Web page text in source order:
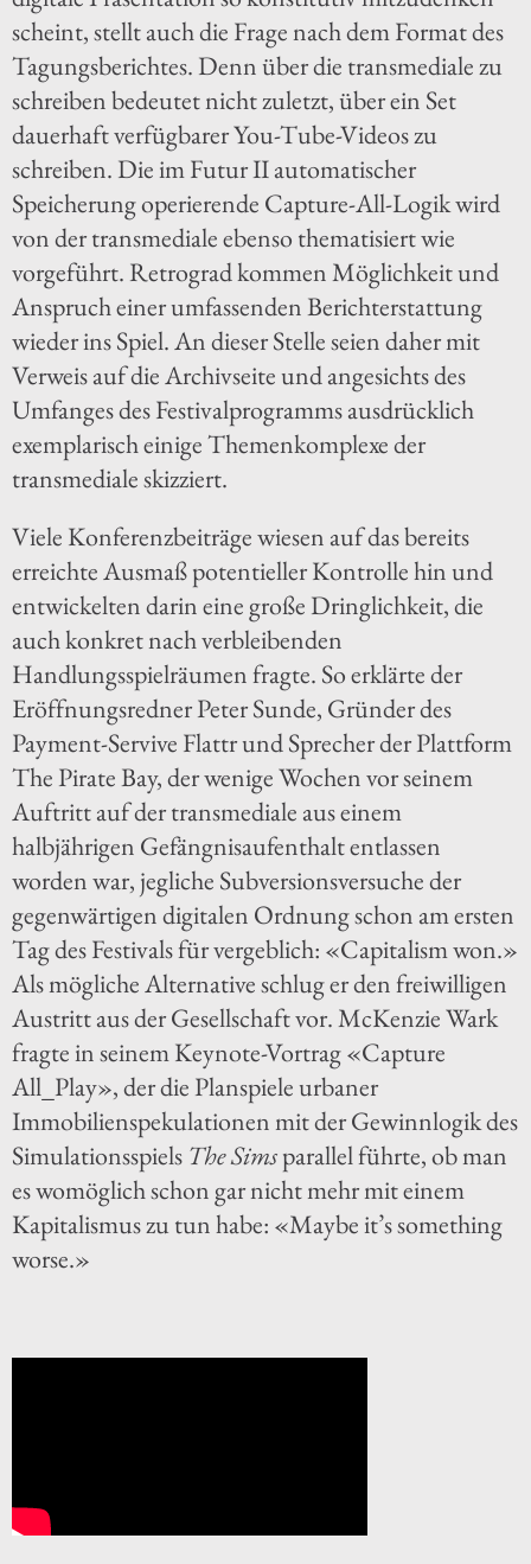
scheint, stellt auch die Frage nach dem Format des
Tagungsberichtes. Denn über die transmediale zu
schreiben bedeutet nicht zuletzt, über ein Set
dauerhaft verfügbarer You-Tube-Videos zu
schreiben. Die im Futur II automatischer
Speicherung operierende Capture-All-Logik wird
von der transmediale ebenso thematisiert wie
vorgeführt. Retrograd kommen Möglichkeit und
Anspruch einer umfassenden Berichterstattung
wieder ins Spiel. An dieser Stelle seien daher mit
Verweis auf die Archivseite und angesichts des
Umfanges des Festivalprogramms ausdrücklich
exemplarisch einige Themenkomplexe der
transmediale skizziert.
Viele Konferenzbeiträge wiesen auf das bereits
erreichte Ausmaß potentieller Kontrolle hin und
entwickelten darin eine große Dringlichkeit, die
auch konkret nach verbleibenden
Handlungsspielräumen fragte. So erklärte der
Eröffnungsredner Peter Sunde, Gründer des
Payment-Servive Flattr und Sprecher der Plattform
The Pirate Bay, der wenige Wochen vor seinem
Auftritt auf der transmediale aus einem
halbjährigen Gefängnisaufenthalt entlassen
worden war, jegliche Subversionsversuche der
gegenwärtigen digitalen Ordnung schon am ersten
Tag des Festivals für vergeblich: «Capitalism won.»
Als mögliche Alternative schlug er den freiwilligen
Austritt aus der Gesellschaft vor. McKenzie Wark
fragte in seinem Keynote-Vortrag «Capture
All_Play», der die Planspiele urbaner
Immobilienspekulationen mit der Gewinnlogik des
Simulationsspiels The Simsparallel führte, ob man
es womöglich schon gar nicht mehr mit einem
Kapitalismus zu tun habe: «Maybe it’s something
worse.»